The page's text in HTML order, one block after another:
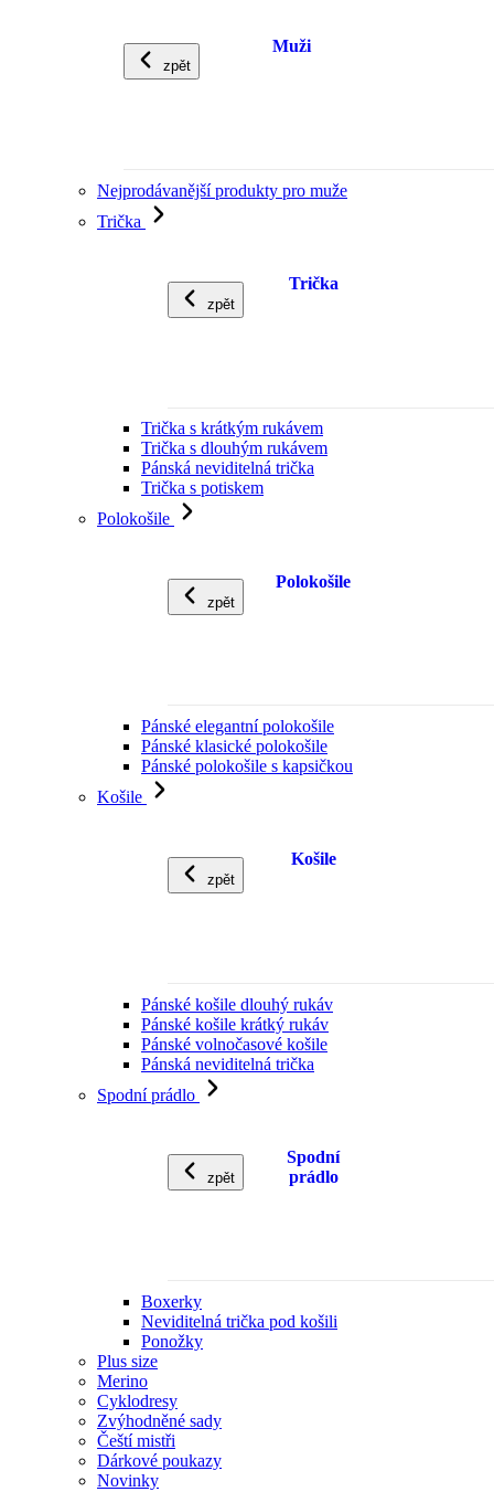
zpět
Muži
Nejprodávanější produkty pro muže
Trička
zpět
Trička
Trička s krátkým rukávem
Trička s dlouhým rukávem
Pánská neviditelná trička
Trička s potiskem
Polokošile
zpět
Polokošile
Pánské elegantní polokošile
Pánské klasické polokošile
Pánské polokošile s kapsičkou
Košile
zpět
Košile
Pánské košile dlouhý rukáv
Pánské košile krátký rukáv
Pánské volnočasové košile
Pánská neviditelná trička
Spodní prádlo
zpět
Spodní
prádlo
Boxerky
Neviditelná trička pod košili
Ponožky
Plus size
Merino
Cyklodresy
Zvýhodněné sady
Čeští mistři
Dárkové poukazy
Novinky